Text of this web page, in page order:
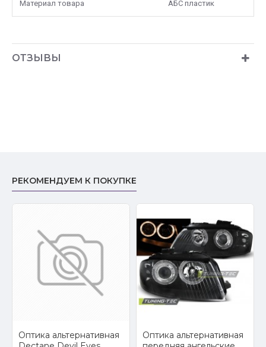
Материал товара АБС пластик
ОТЗЫВЫ
РЕКОМЕНДУЕМ К ПОКУПКЕ
Оптика альтернативная
Оптика альтернативная